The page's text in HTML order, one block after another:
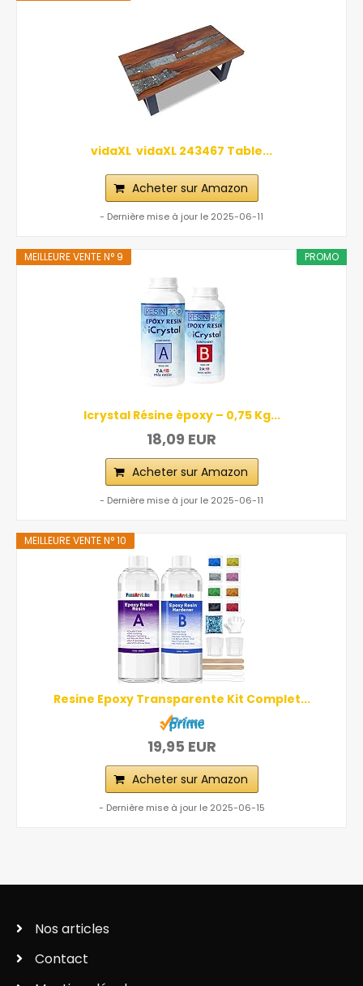
vidaXL ‎ vidaXL‎ ‎243467 Table...
Acheter sur Amazon
- Dernière mise à jour le 2025-06-11
PROMO
MEILLEURE VENTE N° 9
Icrystal Résine èpoxy – 0,75 Kg...
18,09 EUR
Acheter sur Amazon
- Dernière mise à jour le 2025-06-11
MEILLEURE VENTE N° 10
Resine Epoxy Transparente Kit Complet...
19,95 EUR
Acheter sur Amazon
- Dernière mise à jour le 2025-06-15
Nos articles
Contact